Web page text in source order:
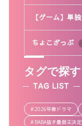
【ゲーム】単
ちょこざっぷ
タグで探す
TAG LIST
2026年春ドラマ
BABA抜き最弱王決